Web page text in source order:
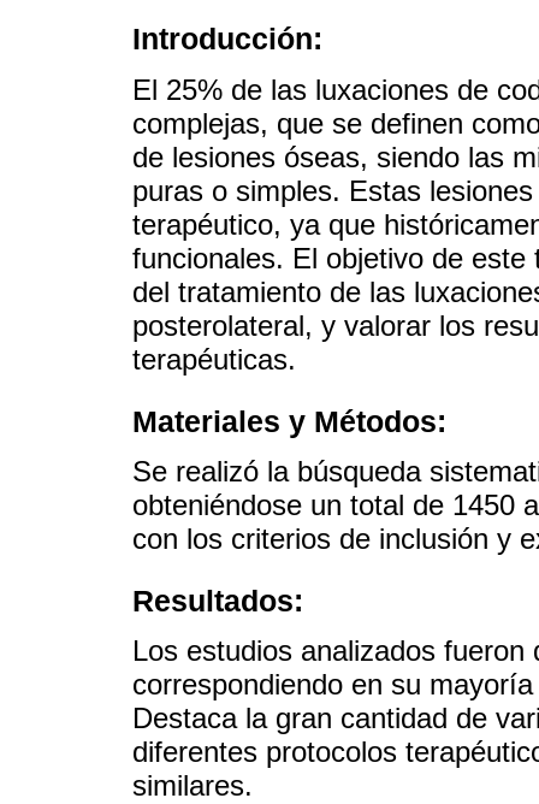
Introducción:
El 25% de las luxaciones de
complejas, que se definen
de lesiones óseas, siendo las
puras o simples. Estas
terapéutico, ya que
funcionales. El objetivo de
del tratamiento de las
posterolateral, y valorar los
terapéuticas.
Materiales y Métodos:
Se realizó la búsqueda
obteniéndose un total de 1450
con los criterios de inclusión y
Resultados:
Los estudios analizados
correspondiendo en su
Destaca la gran cantidad de
diferentes protocolos
similares.